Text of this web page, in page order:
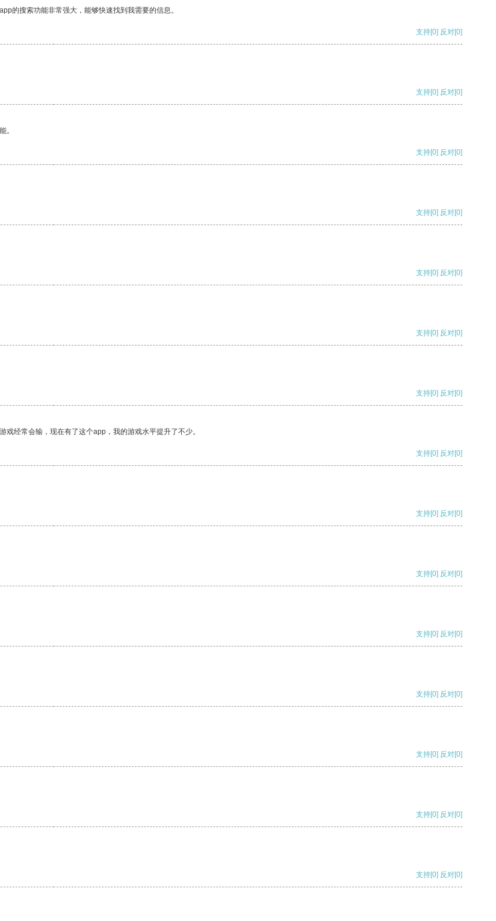
的搜索功能非常强大，能够快速找到我需要的信息。
支持[0] 反对[0]
支持[0] 反对[0]
。
支持[0] 反对[0]
支持[0] 反对[0]
支持[0] 反对[0]
支持[0] 反对[0]
支持[0] 反对[0]
经常会输，现在有了这个app，我的游戏水平提升了不少。
支持[0] 反对[0]
支持[0] 反对[0]
支持[0] 反对[0]
支持[0] 反对[0]
支持[0] 反对[0]
支持[0] 反对[0]
支持[0] 反对[0]
支持[0] 反对[0]